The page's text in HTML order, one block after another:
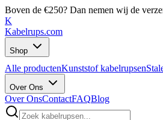
Boven de €250? Dan nemen wij de
K
Kabelrups.com
Shop
Alle productenKunststof kabelrupsen
Over Ons
Over OnsContactFAQBlog